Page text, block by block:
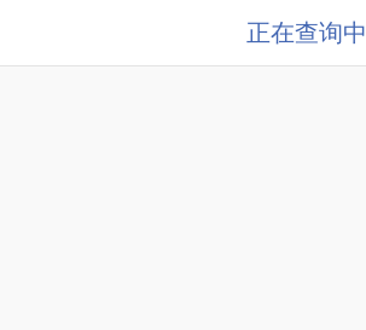
正在查询中